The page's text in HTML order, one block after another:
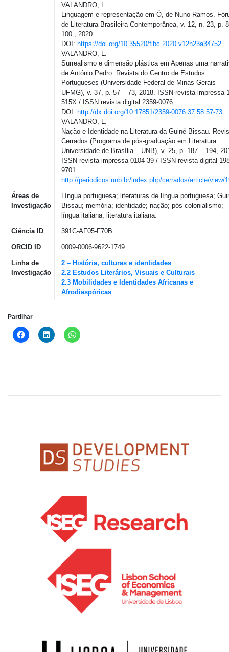
VALANDRO, L.
Linguagem e representação em Ó, de Nuno Ramos.
de Literatura Brasileira Contemporânea, v. 12, n. 23, p.
100., 2020.
DOI: https://doi.org/10.35520/flbc.2020.v12n23a34752
VALANDRO, L.
Surrealismo e dimensão plástica em Apenas uma
de António Pedro. Revista do Centro de Estudos
Portugueses (Universidade Federal de Minas Gerais –
UFMG), v. 37, p. 57 – 73, 2018. ISSN revista impressa
515X / ISSN revista digital 2359-0076.
DOI: http://dx.doi.org/10.17851/2359-0076.37.58.57-73
VALANDRO, L.
Nação e Identidade na Literatura da Guiné-Bissau.
Cerrados (Programa de pós-graduação em Literatura.
Universidade de Brasília – UNB), v. 25, p. 187 – 194,
ISSN revista impressa 0104-39 / ISSN revista digital
9701.
http://periodicos.unb.br/index.php/cerrados/article/view/
Áreas de
Investigação
Língua portuguesa; literaturas de língua portuguesa;
Bissau; memória; identidade; nação; pós-colonialismo;
língua italiana; literatura italiana.
Ciência ID 391C-AF05-F70B
ORCID ID 0009-0006-9622-1749
Linha de
Investigação
2 – História, culturas e identidades
2.2 Estudos Literários, Visuais e Culturais
2.3 Mobilidades e Identidades Africanas e
Afrodiaspóricas
Partilhar
Click
to
Click
to
Click
to